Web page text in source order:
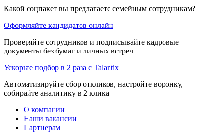
Какой соцпакет вы предлагаете семейным сотрудникам?
Оформляйте кандидатов онлайн
Проверяйте сотрудников и подписывайте кадровые
документы без бумаг и личных встреч
Ускорьте подбор в 2 раза с Talantix
Автоматизируйте сбор откликов, настройте воронку,
собирайте аналитику в 2 клика
О компании
Наши вакансии
Партнерам